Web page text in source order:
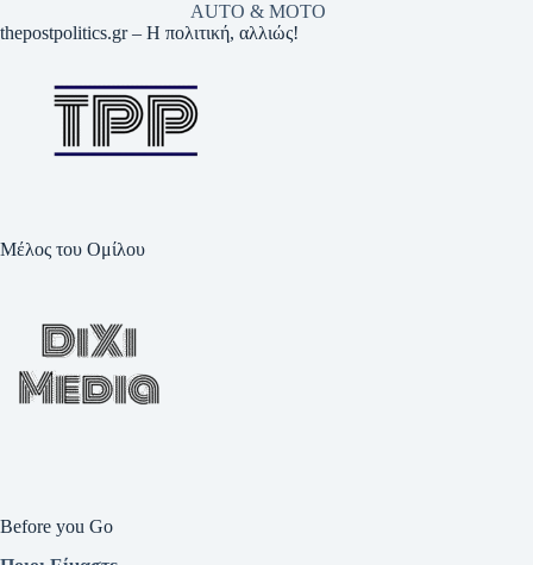
AUTO & MOTO
thepostpolitics.gr – Η πολιτική, αλλιώς!
Μέλος του Ομίλου
Before you Go